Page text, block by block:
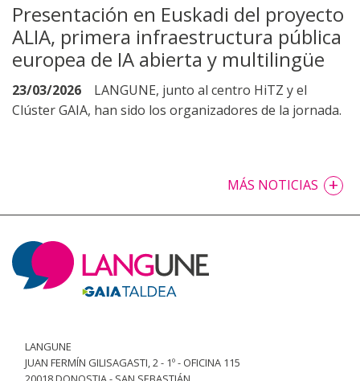
Presentación en Euskadi del proyecto
ALIA, primera infraestructura pública
europea de IA abierta y multilingüe
23/03/2026
LANGUNE, junto al centro HiTZ y el
Clúster GAIA, han sido los organizadores de la jornada.
MÁS NOTICIAS +
LANGUNE
JUAN FERMÍN GILISAGASTI, 2 - 1º - OFICINA 115